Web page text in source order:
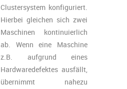
Clustersystem konfiguriert.
Hierbei gleichen sich zwei
Maschinen kontinuierlich
ab. Wenn eine Maschine
z.B. aufgrund eines
Hardwaredefektes ausfällt,
übernimmt nahezu